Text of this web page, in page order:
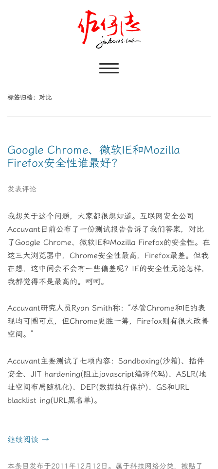
标签归档： 对比
Google Chrome、微软IE和Mozilla
Firefox安全性谁最好?
发表评论
我想关于这个问题，大家都很想知道。互联网安全公司
Accuvant日前公布了一份测试报告告诉了我们答案，对比
了Google Chrome、微软IE和Mozilla Firefox的安全性。在
这三大浏览器中，Chrome安全性最高，Firefox最差。但我
在想，这中间会不会有一些偏差呢？IE的安全性无论怎样，
我都觉得不是最高的。呵呵。
Accuvant研究人员Ryan Smith称：“尽管Chrome和IE的表
现均可圈可点，但Chrome更胜一筹，Firefox则有很大改善
空间。”
Accuvant主要测试了七项内容：Sandboxing(沙箱)、插件
安全、JIT hardening(阻止javascript编译代码)、ASLR(地
址空间布局随机化)、DEP(数据执行保护)、GS和URL
blacklist ing(URL黑名单)。
继续阅读 →
本条目发布于2011年12月12日 。属于科技网络分类，被贴了